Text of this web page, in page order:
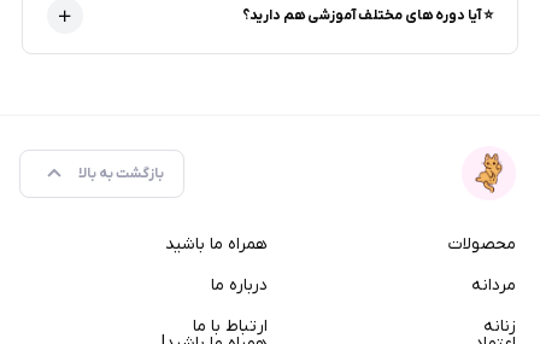
⭐ آیا دوره های مختلف آموزشی هم دارید؟
بازگشت به بالا
محصولات
مردانه
زنانه
همراه ما باشید
درباره ما
ارتباط با ما